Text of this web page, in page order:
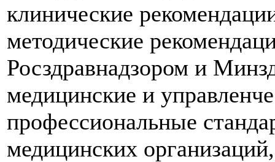
клинические
методические
Росздравнадзором и
медицинские и
профессиональные
медицинских